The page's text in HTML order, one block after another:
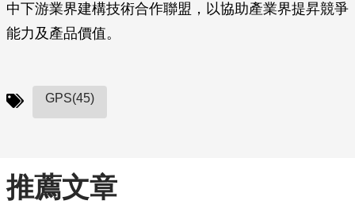
中下游業界建構技術合作聯盟，以協助產業界提昇競爭
能力及產品價值。
GPS(45)
推薦文章